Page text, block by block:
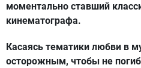
моментально ставший
кинематографа.
Касаясь тематики любви в
осторожным, чтобы не